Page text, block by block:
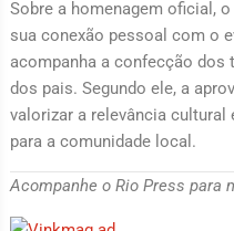
Sobre a homenagem oficial,
sua conexão pessoal com o
acompanha a confecção dos
dos pais. Segundo ele, a
valorizar a relevância
para a comunidade local.
Acompanhe o Rio Press para